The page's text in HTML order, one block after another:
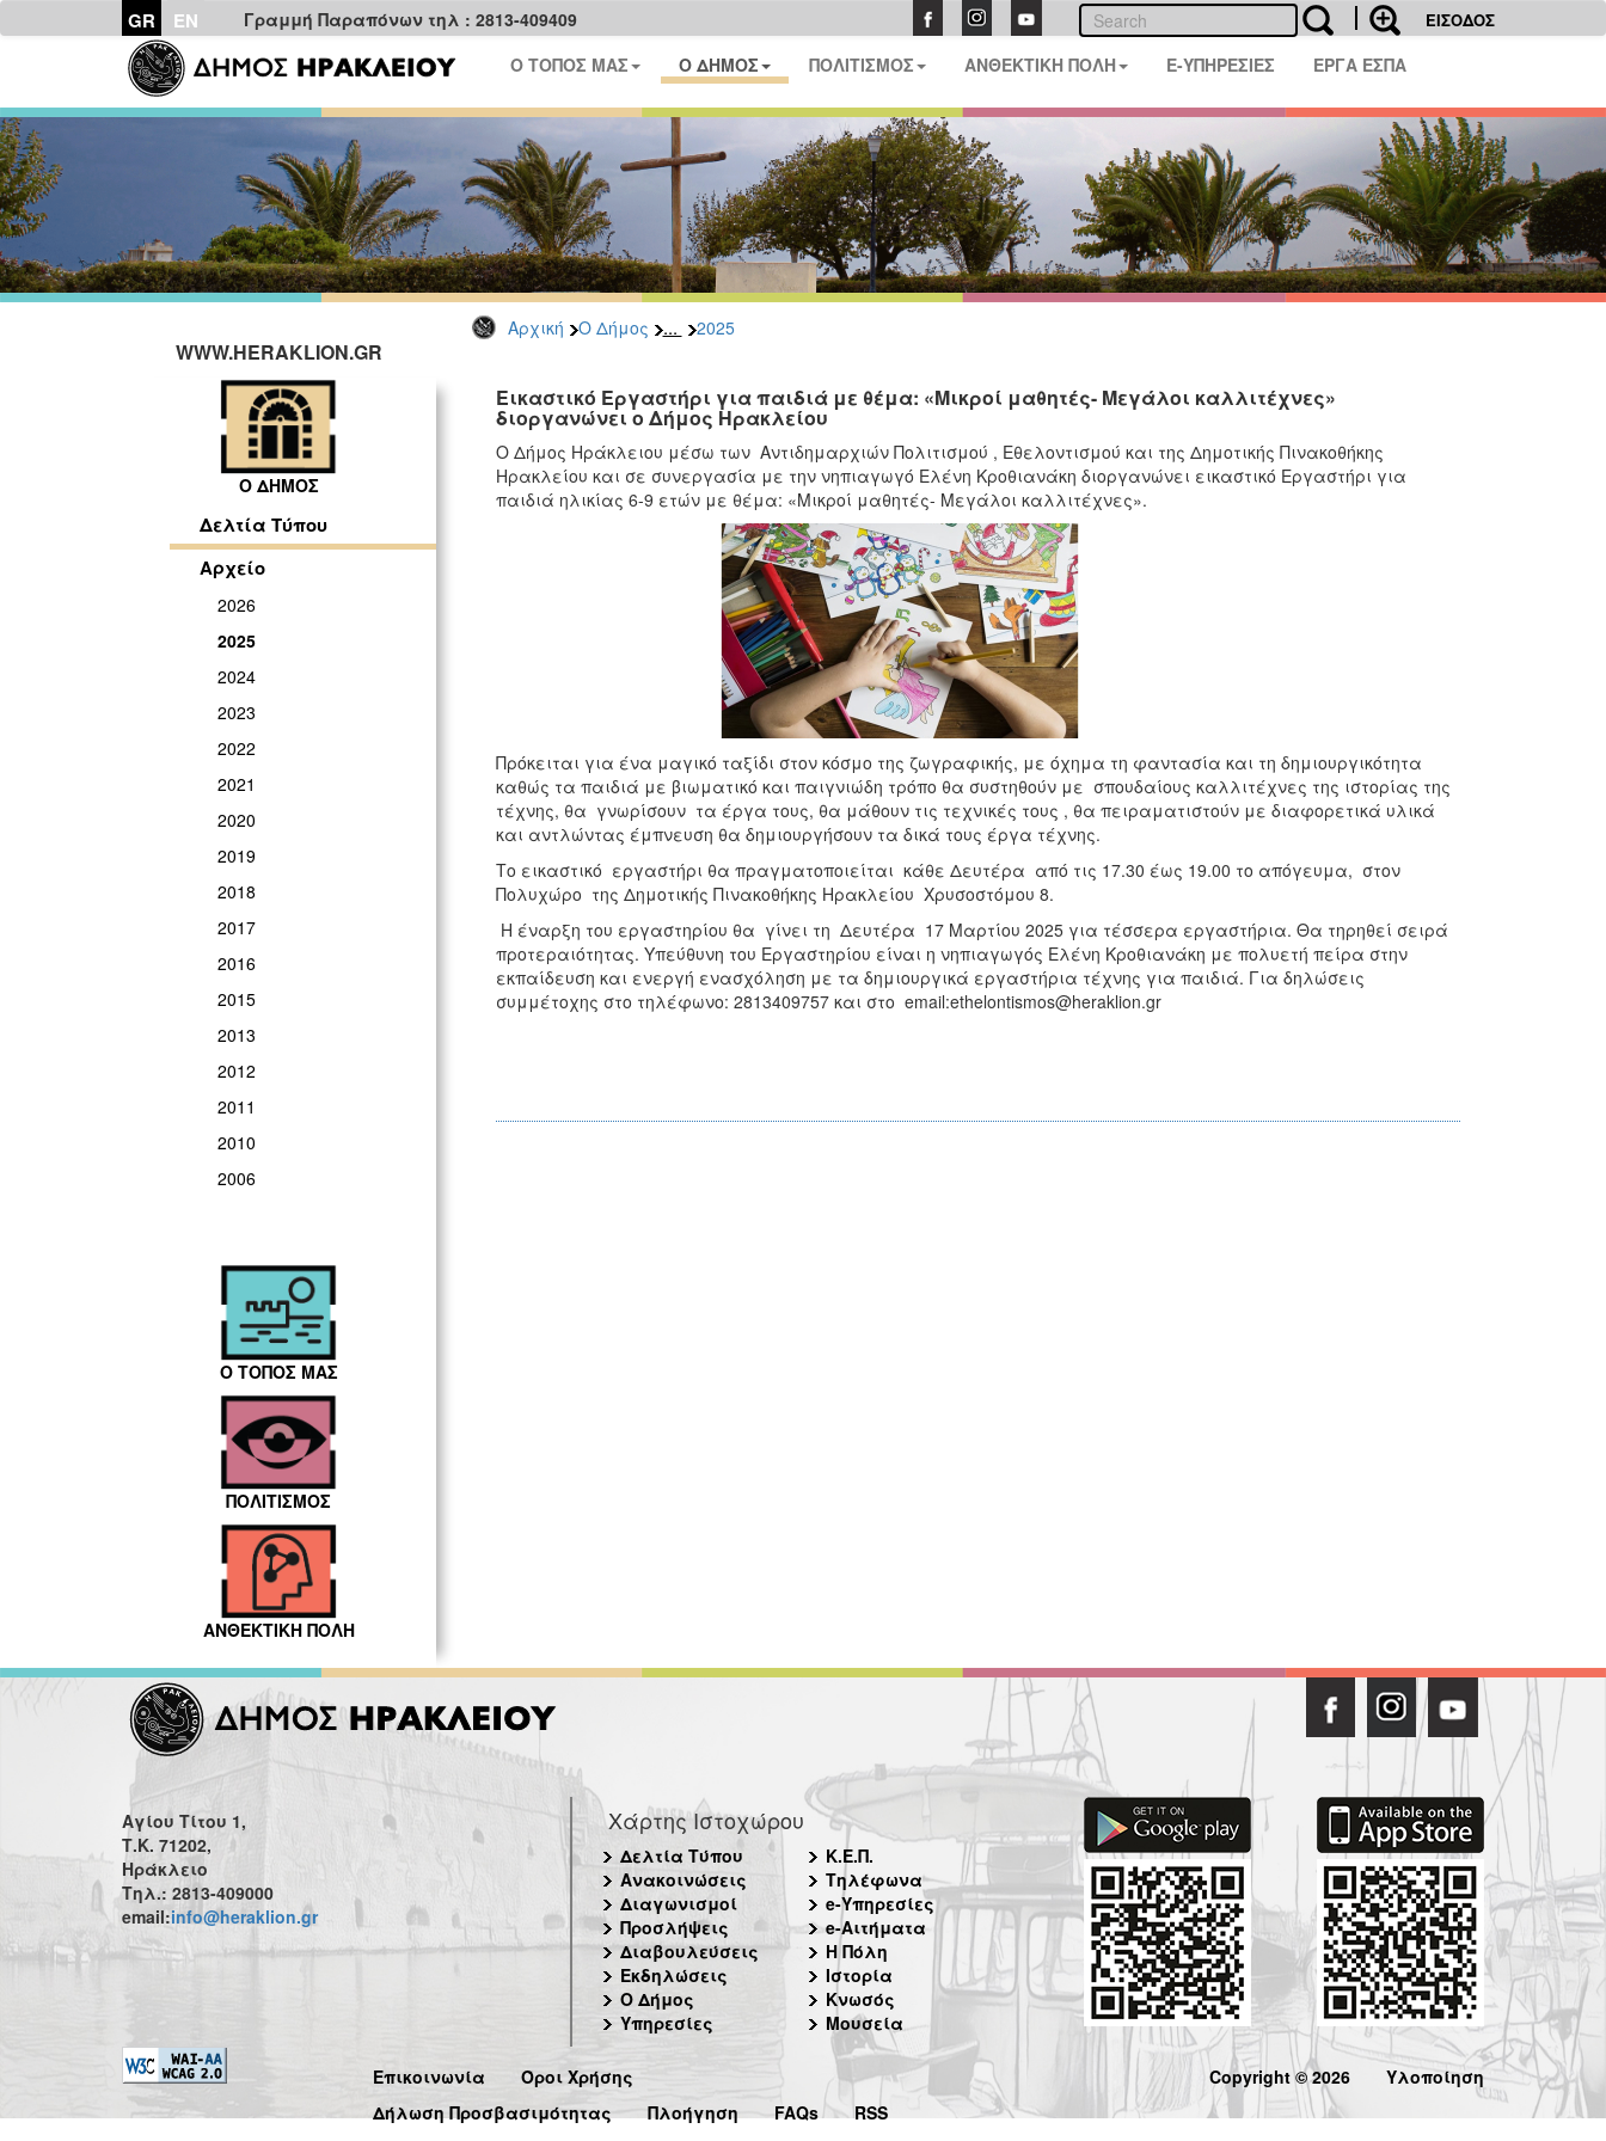
GR EN Γραμμή Παραπόνων τηλ : 2813-409409 ΕΙΣΟΔΟΣ
Ο ΤΟΠΟΣ ΜΑΣ Ο ΔΗΜΟΣ ΠΟΛΙΤΙΣΜΟΣ ΑΝΘΕΚΤΙΚΗ ΠΟΛΗ E-ΥΠΗΡΕΣΙΕΣ ΕΡΓΑ ΕΣΠΑ
Αρχική Ο Δήμος ... 2025
WWW.HERAKLION.GR
Ο ΔΗΜΟΣ
Δελτία Τύπου
Αρχείο
2026
2025
2024
2023
2022
2021
2020
2019
2018
2017
2016
2015
2013
2012
2011
2010
2006
Ο ΤΟΠΟΣ ΜΑΣ
ΠΟΛΙΤΙΣΜΟΣ
ΑΝΘΕΚΤΙΚΗ ΠΟΛΗ
Εικαστικό Εργαστήρι για παιδιά με θέμα: «Μικροί μαθητές- Μεγάλοι καλλιτέχνες»
διοργανώνει ο Δήμος Ηρακλείου
Ο Δήμος Ηράκλειου μέσω των Αντιδημαρχιών Πολιτισμού , Εθελοντισμού και της Δημοτικής Πινακοθήκης
Ηρακλείου και σε συνεργασία με την νηπιαγωγό Ελένη Κροθιανάκη διοργανώνει εικαστικό Εργαστήρι για
παιδιά ηλικίας 6-9 ετών με θέμα: «Μικροί μαθητές- Μεγάλοι καλλιτέχνες».
Πρόκειται για ένα μαγικό ταξίδι στον κόσμο της ζωγραφικής, με όχημα τη φαντασία και τη δημιουργικότητα
καθώς τα παιδιά με βιωματικό και παιγνιώδη τρόπο θα συστηθούν με σπουδαίους καλλιτέχνες της ιστορίας της
τέχνης, θα γνωρίσουν τα έργα τους, θα μάθουν τις τεχνικές τους , θα πειραματιστούν με διαφορετικά υλικά
και αντλώντας έμπνευση θα δημιουργήσουν τα δικά τους έργα τέχνης.
Το εικαστικό εργαστήρι θα πραγματοποιείται κάθε Δευτέρα από τις 17.30 έως 19.00 το απόγευμα, στον
Πολυχώρο της Δημοτικής Πινακοθήκης Ηρακλείου Χρυσοστόμου 8.
Η έναρξη του εργαστηρίου θα γίνει τη Δευτέρα 17 Μαρτίου 2025 για τέσσερα εργαστήρια. Θα τηρηθεί σειρά
προτεραιότητας. Υπεύθυνη του Εργαστηρίου είναι η νηπιαγωγός Ελένη Κροθιανάκη με πολυετή πείρα στην
εκπαίδευση και ενεργή ενασχόληση με τα δημιουργικά εργαστήρια τέχνης για παιδιά. Για δηλώσεις
συμμέτοχης στο τηλέφωνο: 2813409757 και στο email:ethelontismos@heraklion.gr
Αγίου Τίτου 1,
Τ.Κ. 71202,
Ηράκλειο
Τηλ.: 2813-409000
email:info@heraklion.gr
Χάρτης Ιστοχώρου
Δελτία Τύπου
Ανακοινώσεις
Διαγωνισμοί
Προσλήψεις
Διαβουλεύσεις
Εκδηλώσεις
Ο Δήμος
Υπηρεσίες
Κ.Ε.Π.
Τηλέφωνα
e-Υπηρεσίες
e-Αιτήματα
Η Πόλη
Ιστορία
Κνωσός
Μουσεία
Επικοινωνία
Όροι Χρήσης
Δήλωση Προσβασιμότητας
Πλοήγηση FAQs RSS
Copyright © 2026 Υλοποίηση